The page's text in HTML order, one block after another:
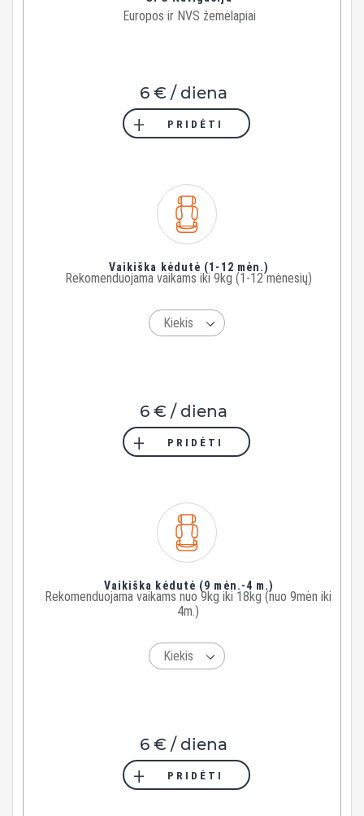
Europos ir NVS žemėlapiai
6 € / diena
PRIDĖTI
Vaikiška kėdutė (1-12 mėn.)
Rekomenduojama vaikams iki 9kg (1-12 mėnesių)
6 € / diena
PRIDĖTI
Vaikiška kėdutė (9 mėn.-4 m.)
Rekomenduojama vaikams nuo 9kg iki 18kg (nuo 9mėn iki
4m.)
6 € / diena
PRIDĖTI